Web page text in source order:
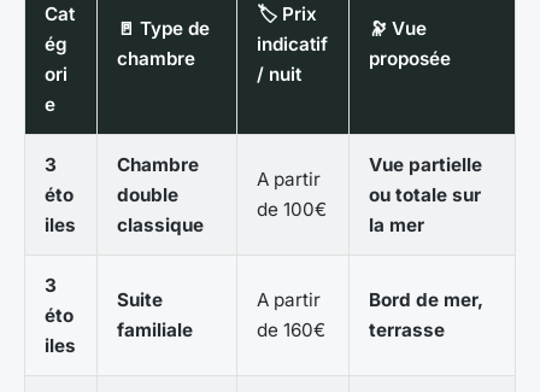
Cat
ég
ori
e
🚪 Type de
chambre
🏷️ Prix
indicatif
/ nuit
🔭 Vue
proposée
3
éto
iles
Chambre
double
classique
A partir
de 100€
Vue partielle
ou totale sur
la mer
3
éto
iles
Suite
familiale
A partir
de 160€
Bord de mer,
terrasse